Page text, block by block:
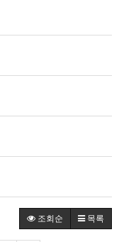
조회순 목록